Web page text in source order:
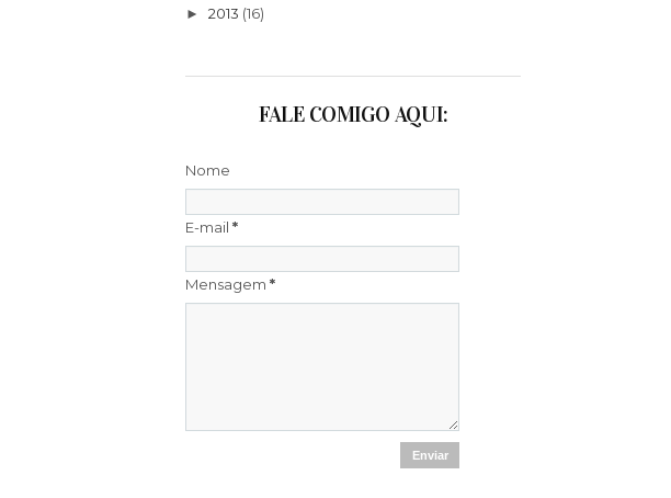
► 2013 (16)
FALE COMIGO AQUI:
Nome
E-mail *
Mensagem *